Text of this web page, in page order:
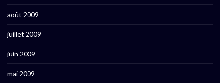
août 2009
juillet 2009
juin 2009
mai 2009